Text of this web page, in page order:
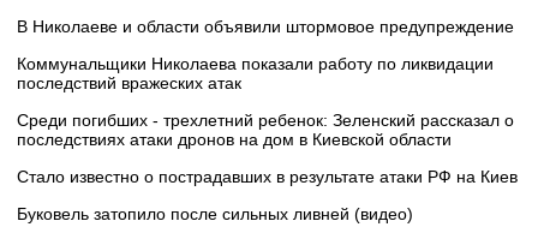
В Николаеве и области объявили штормовое предупреждение
Коммунальщики Николаева показали работу по ликвидации
последствий вражеских атак
Среди погибших - трехлетний ребенок: Зеленский рассказал о
последствиях атаки дронов на дом в Киевской области
Стало известно о пострадавших в результате атаки РФ на Киев
Буковель затопило после сильных ливней (видео)